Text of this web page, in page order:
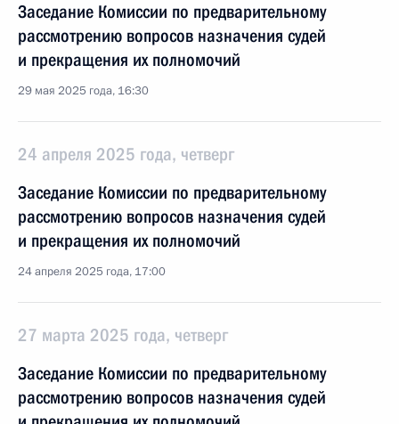
Заседание Комиссии по предварительному
рассмотрению вопросов назначения судей
и прекращения их полномочий
29 мая 2025 года, 16:30
24 апреля 2025 года, четверг
Заседание Комиссии по предварительному
рассмотрению вопросов назначения судей
и прекращения их полномочий
24 апреля 2025 года, 17:00
27 марта 2025 года, четверг
Заседание Комиссии по предварительному
рассмотрению вопросов назначения судей